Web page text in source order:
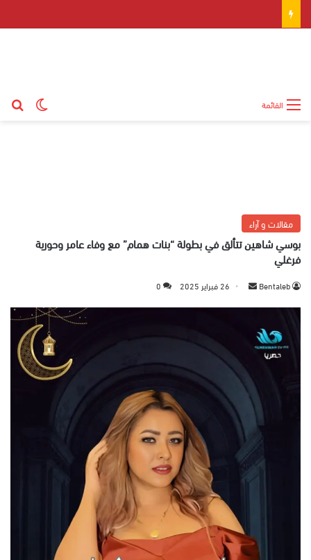
القائمة
مقالات و آراء
بوسي شاهين تتألق في بطولة “بنات همام” مع وفاء عامر وحورية
فرغلي
Bentaleb
ر
ل
ك
ن
ي
26 فبراير 2025 0